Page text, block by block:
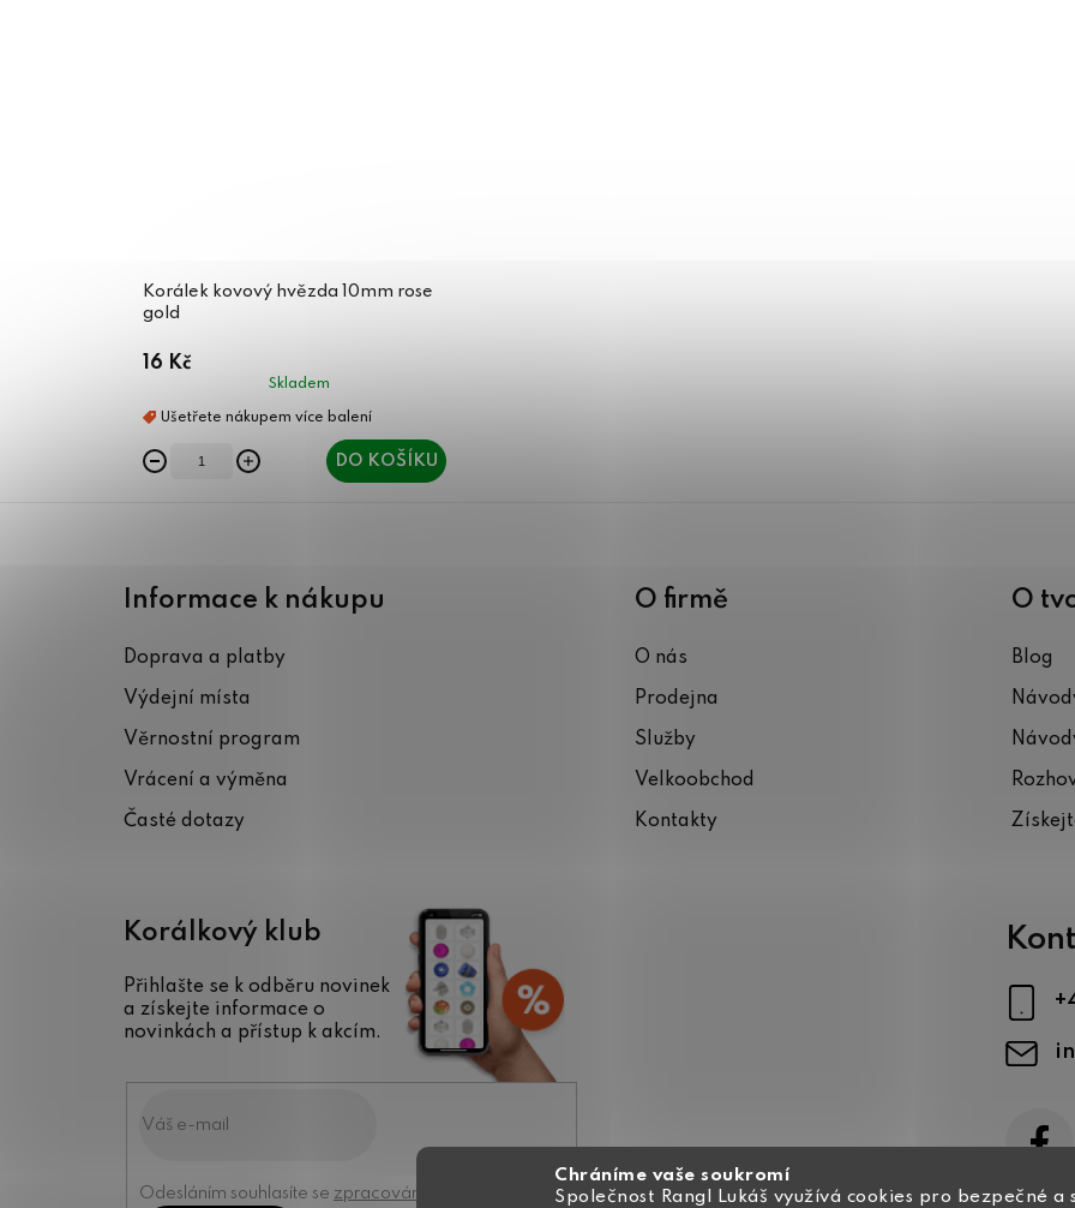
Chráníme vaše soukromí
Společnost Rangl Lukáš využívá cookies pro bezpečné a
Korálek kovový hvězda 10mm rose
gold
16 Kč
Skladem
DO KOŠÍKU
Informace k nákupu
Doprava a platby
Výdejní místa
Věrnostní program
Vrácení a výměna
Časté dotazy
O firmě
O nás
Prodejna
Služby
Velkoobchod
Kontakty
O
Blog
Korálkový klub
Přihlašte se k odběru novinek
a získejte informace o
novinkách a přístup k akcím.
Odesláním souhlasíte se zpracováním osobních údajů